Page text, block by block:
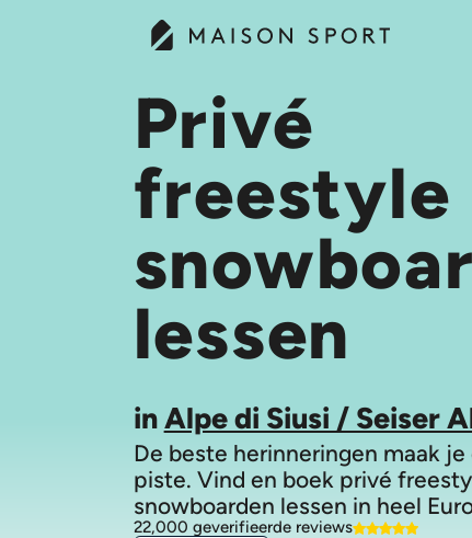
Privé
freestyle
lessen
inAlpe di Siusi / Seiser
De beste herinneringen maak je
piste. Vind en boek privé
snowboarden lessen in heel
22,000 geverifieerde reviews